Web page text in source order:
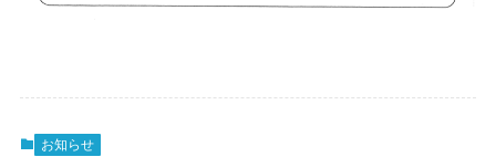
お知らせ